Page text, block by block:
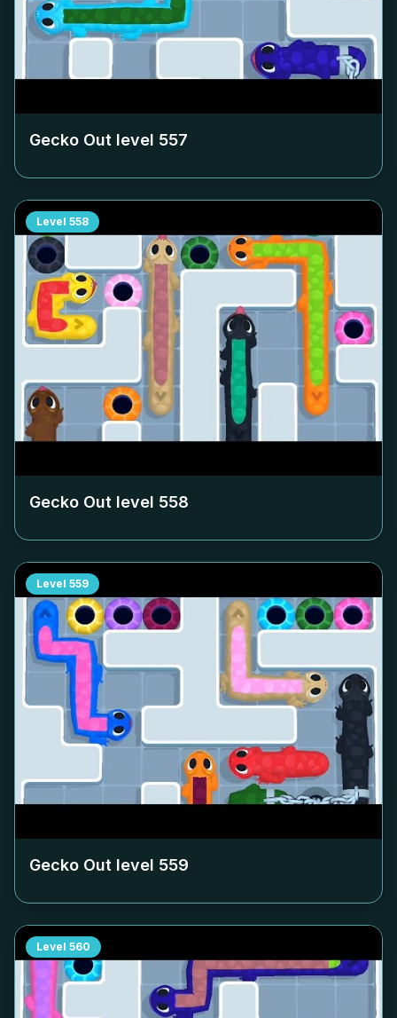
Gecko Out level 557
Level 558
Gecko Out level 558
Level 559
Gecko Out level 559
Level 560